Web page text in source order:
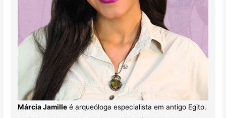
Márcia Jamilleé arqueóloga especialista em antigo Egito.